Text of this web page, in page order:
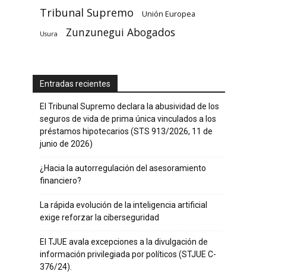
Tribunal Supremo Unión Europea
Usura Zunzunegui Abogados
Entradas recientes
El Tribunal Supremo declara la abusividad de los
seguros de vida de prima única vinculados a los
préstamos hipotecarios (STS 913/2026, 11 de
junio de 2026)
¿Hacia la autorregulación del asesoramiento
financiero?
La rápida evolución de la inteligencia artificial
exige reforzar la ciberseguridad
El TJUE avala excepciones a la divulgación de
información privilegiada por políticos (STJUE C-
376/24).